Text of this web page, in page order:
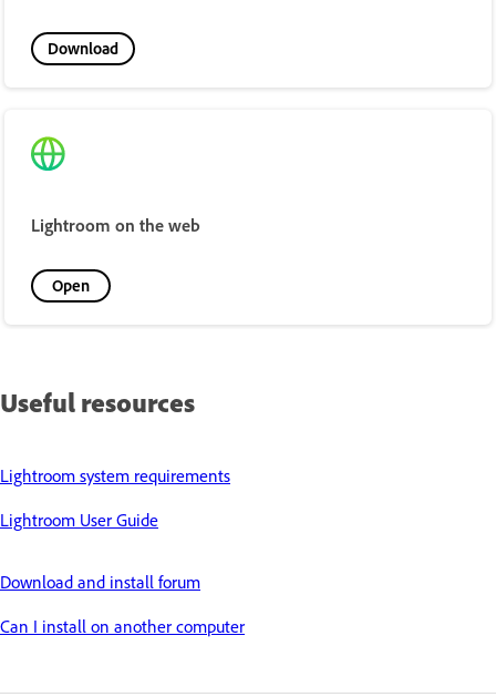
Download
Lightroom on the web
Open
Useful resources
Lightroom system requirements
Lightroom User Guide
Download and install forum
Can I install on another computer